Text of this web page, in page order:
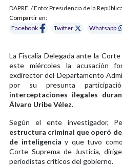
DAPRE. / Foto: Presidencia de la República.
Compartir en:
Facebook
Twitter Whatsapp
La Fiscalía Delegada ante la
este miércoles la acusación
exdirector del Departamento
por su presunta
interceptaciones ilegales
Álvaro Uribe Vélez.
Según el ente investigador,
estructura criminal que operó
de inteligencia y que tuvo
Corte Suprema de Justicia,
periodistas críticos del gobierno.